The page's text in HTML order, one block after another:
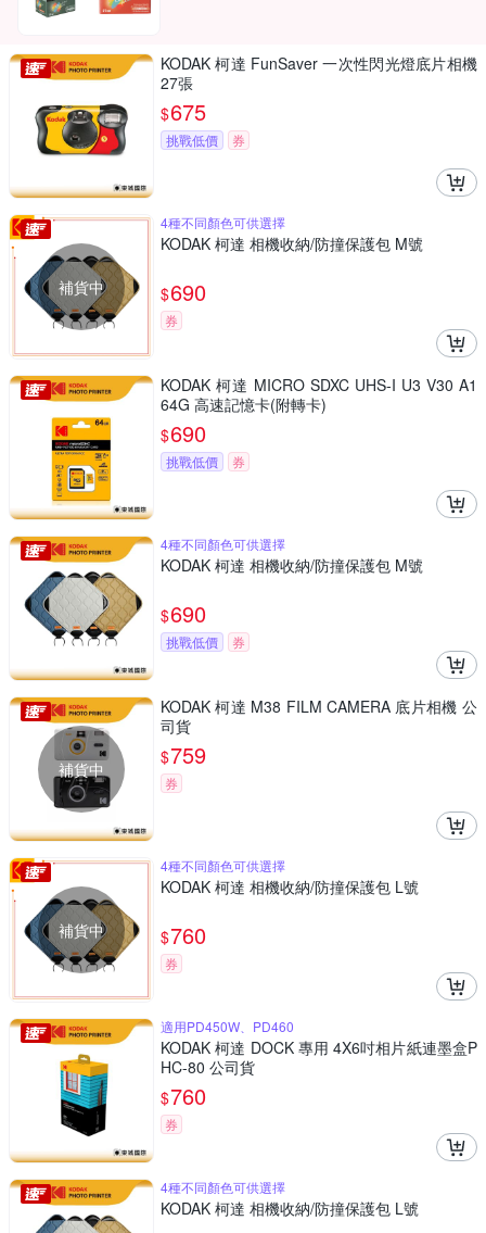
KODAK 柯達 FunSaver 一次性閃光燈底片相機
27張
$675
挑戰低價 券
補貨中
4種不同顏色可供選擇
KODAK 柯達 相機收納/防撞保護包 M號
$690
券
KODAK 柯達 MICRO SDXC UHS-I U3 V30 A1
64G 高速記憶卡(附轉卡)
$690
挑戰低價 券
4種不同顏色可供選擇
KODAK 柯達 相機收納/防撞保護包 M號
$690
挑戰低價 券
補貨中
KODAK 柯達 M38 FILM CAMERA 底片相機 公
司貨
$759
券
補貨中
4種不同顏色可供選擇
KODAK 柯達 相機收納/防撞保護包 L號
$760
券
適用PD450W、PD460
KODAK 柯達 DOCK 專用 4X6吋相片紙連墨盒P
HC-80 公司貨
$760
券
4種不同顏色可供選擇
KODAK 柯達 相機收納/防撞保護包 L號